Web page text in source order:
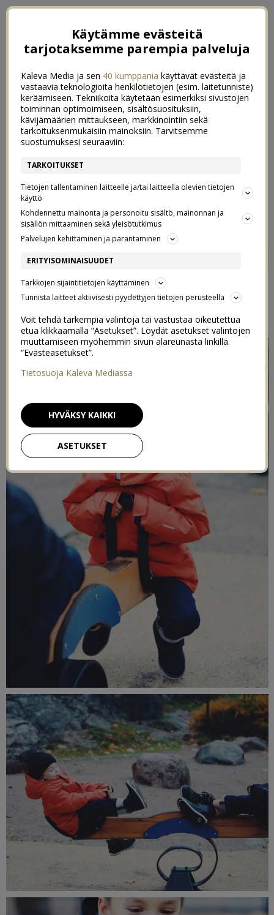
MIKÄ LIIKUTTAA?
VOITA 200 EURON
LAHJAKORTTI REIMALLE
17/10/2017
Käytämme evästeitä
tarjotaksemme parempia palveluja
Kaleva Media ja sen 40 kumppania käyttävät evästeitä ja
vastaavia teknologioita henkilötietojen (esim. laitetunniste)
keräämiseen. Tekniikoita käytetään esimerkiksi sivustojen
toiminnan optimoimiseen, sisältösuosituksiin,
kävijämäärien mittaukseen, markkinointiin sekä
tarkoituksenmukaisiin mainoksiin. Tarvitsemme
suostumuksesi seuraaviin:
TARKOITUKSET
Tietojen tallentaminen laitteelle ja/tai laitteella olevien tietojen
käyttö
Kohdennettu mainonta ja personoitu sisältö, mainonnan ja
sisällön mittaaminen sekä yleisötutkimus
Palvelujen kehittäminen ja parantaminen
ERITYISOMINAISUUDET
Tarkkojen sijaintitietojen käyttäminen
Tunnista laitteet aktiivisesti pyydettyjen tietojen perusteella
Voit tehdä tarkempia valintoja tai vastustaa oikeutettua
etua klikkaamalla “Asetukset”. Löydät asetukset valintojen
muuttamiseen myöhemmin sivun alareunasta linkillä
“Evästeasetukset”.
Tietosuoja Kaleva Mediassa
ASETUKSET
HYVÄKSY KAIKKI